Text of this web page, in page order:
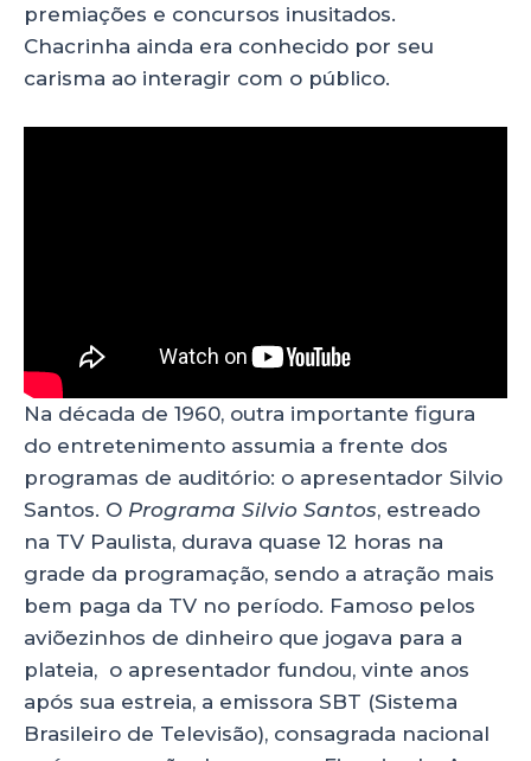
premiações e concursos inusitados.
Chacrinha ainda era conhecido por seu
carisma ao interagir com o público.
Na década de 1960, outra importante figura
do entretenimento assumia a frente dos
programas de auditório: o apresentador Silvio
Santos. O Programa Silvio Santos, estreado
na TV Paulista, durava quase 12 horas na
grade da programação, sendo a atração mais
bem paga da TV no período. Famoso pelos
aviõezinhos de dinheiro que jogava para a
plateia, o apresentador fundou, vinte anos
após sua estreia, a emissora SBT (Sistema
Brasileiro de Televisão), consagrada nacional